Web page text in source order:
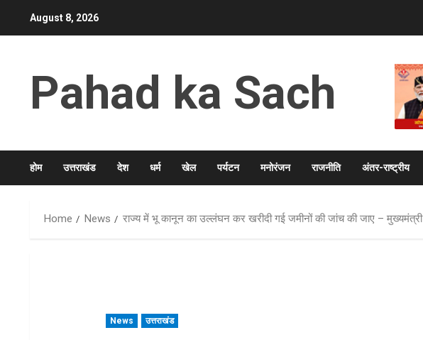
August 8, 2026
Pahad ka Sach
होम उत्तराखंड देश धर्म खेल पर्यटन मनोरंजन राजनीति अंतर-राष्ट्रीय
Home News राज्य में भू कानून का उल्लंघन कर खरीदी गई जमीनों की जांच की जाए – मुख्यमंत्री
News उत्तराखंड